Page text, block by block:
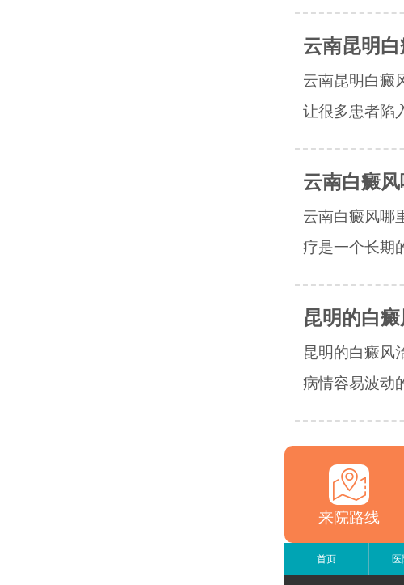
云南昆明
云南昆明白癜
让很多患者陷
云南白癜
云南白癜风哪
疗是一个长期
昆明的白
昆明的白癜风
病情容易波动
来院路线
首页